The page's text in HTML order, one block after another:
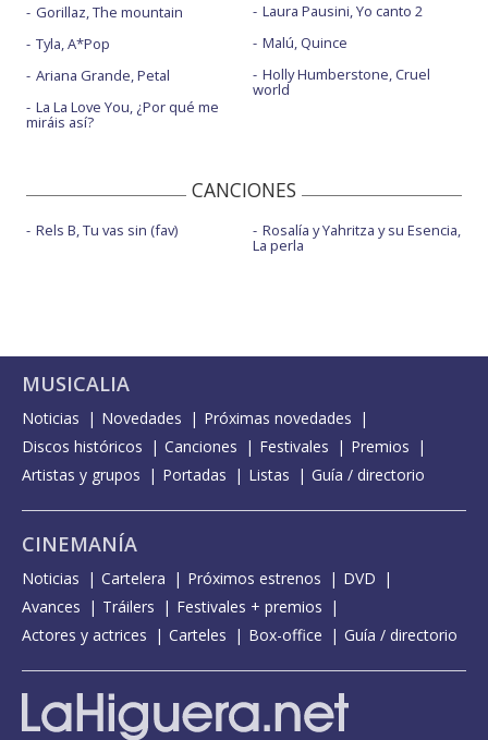
Gorillaz, The mountain
Tyla, A*Pop
Ariana Grande, Petal
La La Love You, ¿Por qué me
miráis así?
Laura Pausini, Yo canto 2
Malú, Quince
Holly Humberstone, Cruel
world
CANCIONES
Rels B, Tu vas sin (fav) Rosalía y Yahritza y su Esencia,
La perla
MUSICALIA
Noticias Novedades
Próximas novedades
Discos históricos
Canciones Festivales
Premios
Artistas y grupos
Portadas Listas Guía / directorio
CINEMANÍA
Noticias Cartelera Próximos estrenos
DVD
Avances
Tráilers
Festivales + premios
Actores y actrices
Carteles Box-office Guía / directorio